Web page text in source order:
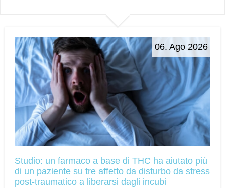
06. Ago 2026
Studio: un farmaco a base di THC ha aiutato più
di un paziente su tre affetto da disturbo da stress
post-traumatico a liberarsi dagli incubi